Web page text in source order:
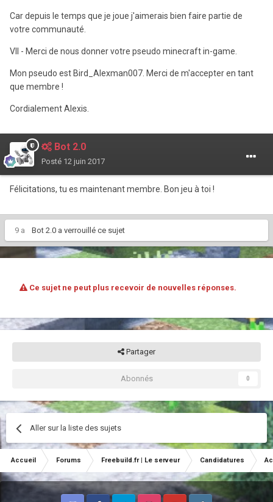
Car depuis le temps que je joue j'aimerais bien faire partie de
votre communauté.
VII - Merci de nous donner votre pseudo minecraft in-game.
Mon pseudo est Bird_Alexman007. Merci de m'accepter en tant
que membre !
Cordialement Alexis.
Bot 2.0
Posté 12 juin 2017
Félicitations, tu es maintenant membre. Bon jeu à toi !
9 a Bot 2.0 a verrouillé ce sujet
Ce sujet ne peut plus recevoir de nouvelles réponses.
Partager
Abonnés 0
Aller sur la liste des sujets
Accueil Forums Freebuild.fr | Le serveur Candidatures